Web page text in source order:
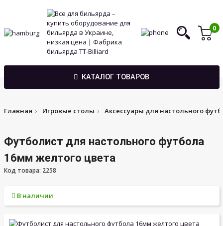
0
КАТАЛОГ ТОВАРОВ
Главная Игровые столы Аксессуары для настольного
Футболист для настольного футбола
16мм желтого цвета
Код товара: 2258
В наличии